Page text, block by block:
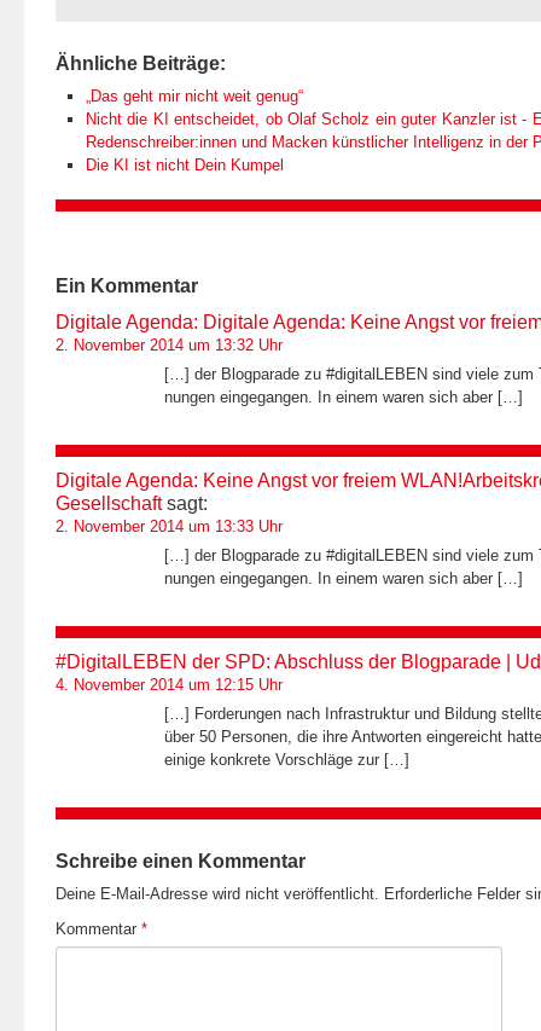
Ähnliche Beiträge:
„Das geht mir nicht weit genug“
Nicht die KI entscheidet, ob Olaf Scholz ein guter Kanzler ist -
Redenschreiber:innen und Macken künstlicher Intelligenz in der
Die KI ist nicht Dein Kumpel
Ein Kommentar
Digitale Agenda: Digitale Agenda: Keine Angst vor
2. November 2014 um 13:32 Uhr
[…] der Blog­pa­rade zu #digi­tal­LE­BEN sind viele zum
nun­gen ein­ge­gan­gen. In einem waren sich aber […]
Digitale Agenda: Keine Angst vor freiem
Gesellschaft sagt:
2. November 2014 um 13:33 Uhr
[…] der Blog­pa­rade zu #digi­tal­LE­BEN sind viele zum
nun­gen ein­ge­gan­gen. In einem waren sich aber […]
#DigitalLEBEN der SPD: Abschluss der Blogparade |
4. November 2014 um 12:15 Uhr
[…] Forderungen nach Infrastruktur und Bildung
über 50 Personen, die ihre Antworten eingereicht
einige konkrete Vorschläge zur […]
Schreibe einen Kommentar
Deine E-Mail-Adresse wird nicht veröffentlicht. Erforderliche Felder
Kommentar *